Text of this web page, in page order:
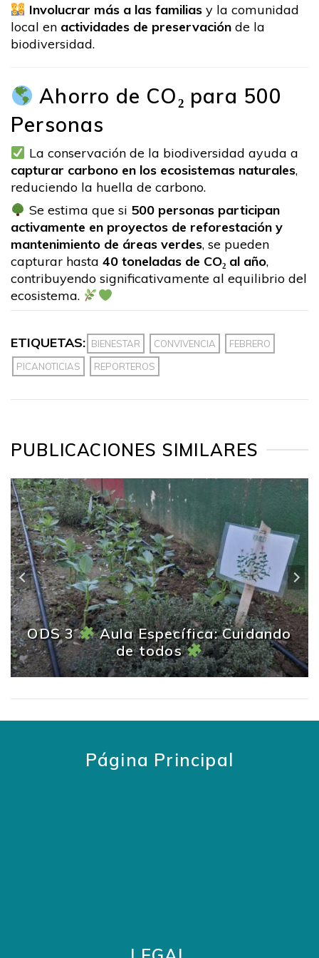
Involucrar más a las familiasy la comunidad
local en actividades de preservación de la
biodiversidad.
Ahorro de CO₂ para 500
Personas
La conservación de la biodiversidad ayuda a
capturar carbono en los ecosistemas naturales,
reduciendo la huella de carbono.
Se estima que si 500 personas participan
activamente en proyectos de reforestación y
mantenimiento de áreas verdes, se pueden
capturar hasta 40 toneladas de CO₂ al año,
contribuyendo significativamente al equilibrio del
ecosistema.
ETIQUETAS: BIENESTAR CONVIVENCIA
FEBRERO
PICANOTICIAS
REPORTEROS
PUBLICACIONES SIMILARES
ODS 3
Aula Específica: Cuidando
de todos
Página Principal